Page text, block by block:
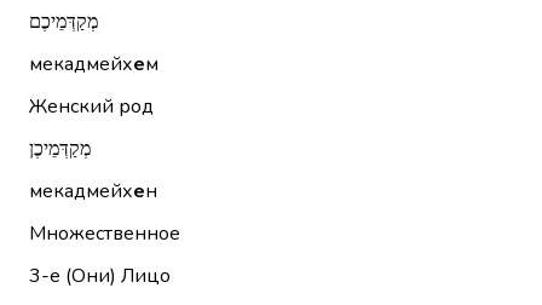
מְקַדְּמֵיכֶם
мекадмейхем
Женский род
מְקַדְּמֵיכֶן
мекадмейхен
Множественное
3-е (Они) Лицо